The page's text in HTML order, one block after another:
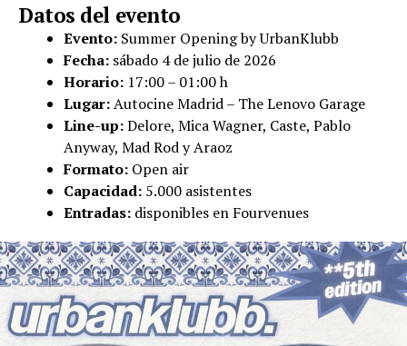
Datos del evento
Evento: Summer Opening by UrbanKlubb
Fecha: sábado 4 de julio de 2026
Horario: 17:00 – 01:00 h
Lugar:Autocine Madrid – The Lenovo Garage
Line-up:Delore, Mica Wagner, Caste, Pablo
Anyway, Mad Rod y Araoz
Formato: Open air
Capacidad: 5.000 asistentes
Entradas: disponibles en Fourvenues